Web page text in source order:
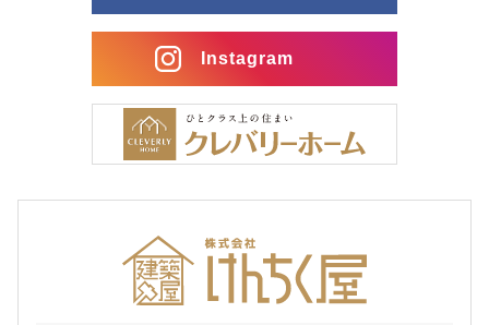
Instagram